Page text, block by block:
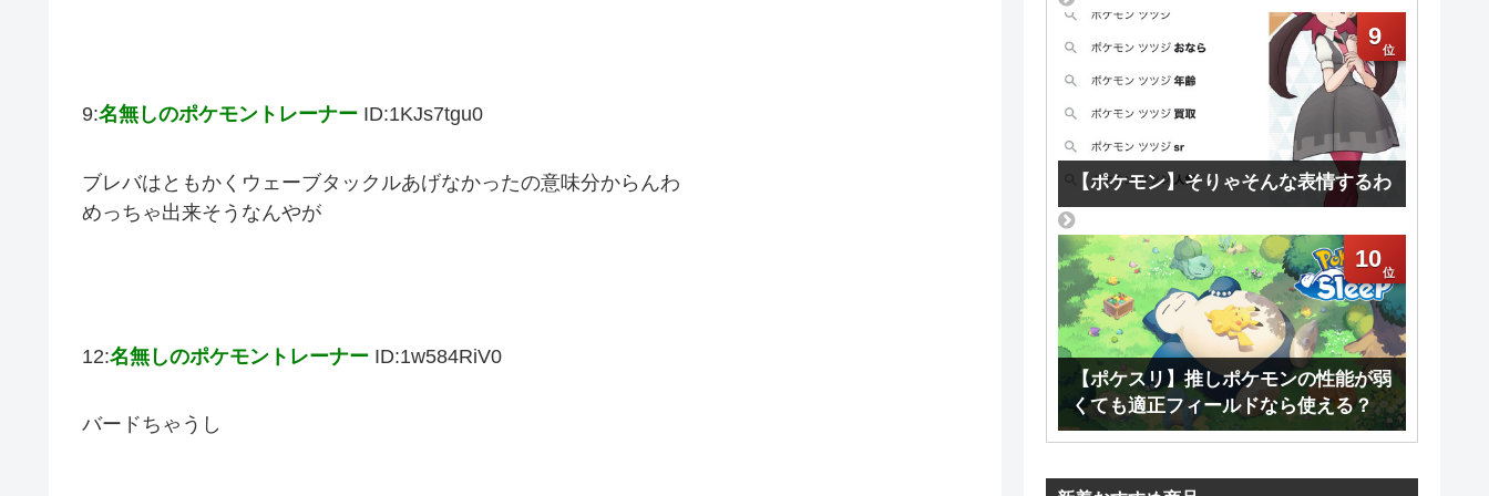
9:名無しのポケモントレーナー ID:1KJs7tgu0
ブレバはともかくウェーブタックルあげなかったの意味分からんわ
めっちゃ出来そうなんやが
12:名無しのポケモントレーナー ID:1w584RiV0
バードちゃうし
9
【ポケモン】そりゃそんな表情するわ
10
【ポケスリ】推しポケモンの性能が弱
くても適正フィールドなら使える？